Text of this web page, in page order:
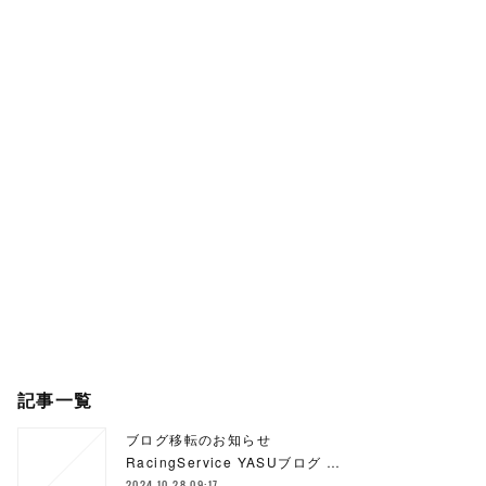
記事一覧
ブログ移転のお知らせ
RacingService YASUブログ …